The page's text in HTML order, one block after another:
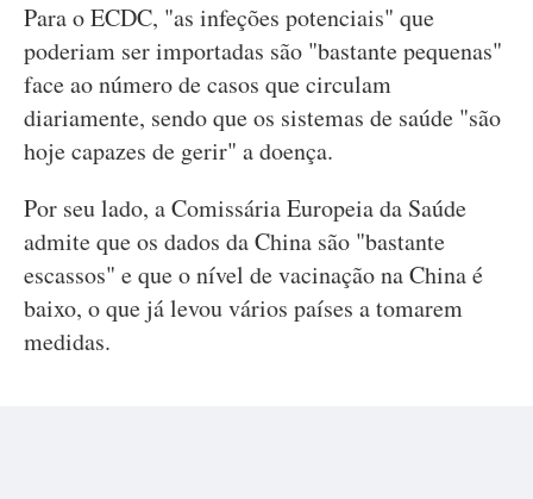
Para o ECDC, "as infeções potenciais" que
poderiam ser importadas são "bastante pequenas"
face ao número de casos que circulam
diariamente, sendo que os sistemas de saúde "são
hoje capazes de gerir" a doença.
Por seu lado, a Comissária Europeia da Saúde
admite que os dados da China são "bastante
escassos" e que o nível de vacinação na China é
baixo, o que já levou vários países a tomarem
medidas.